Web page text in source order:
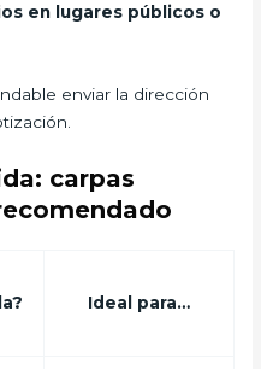
en lugares públicos o
enviar la dirección
carpas
Ideal para…